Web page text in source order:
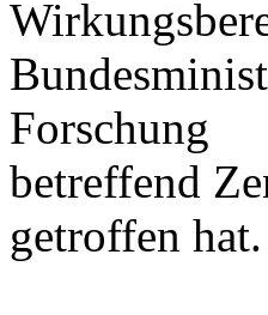
Forschung
betreffend
getroffen hat.